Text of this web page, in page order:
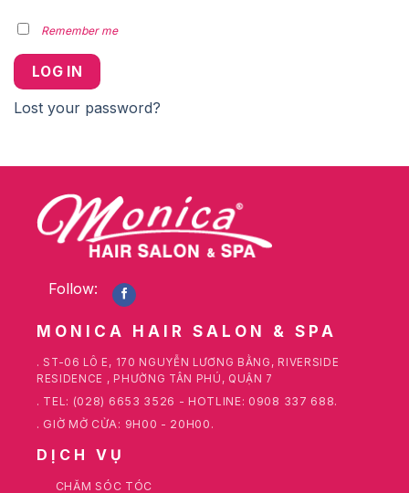
Remember me
LOG IN
Lost your password?
Follow:
MONICA HAIR SALON & SPA
. ST-06 LÔ E, 170 NGUYỄN LƯƠNG BẰNG, RIVERSIDE
RESIDENCE , PHƯỜNG TÂN PHÚ, QUẬN 7
. TEL: (028) 6653 3526 - HOTLINE: 0908 337 688.
. GIỜ MỞ CỬA: 9H00 - 20H00.
DỊCH VỤ
CHĂM SÓC TÓC